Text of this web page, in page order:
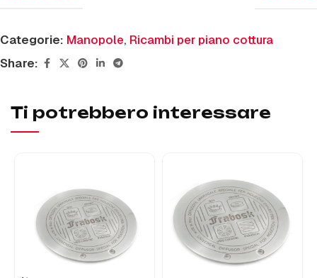
Categorie: Manopole, Ricambi per piano cottura
Share:
Ti potrebbero interessare